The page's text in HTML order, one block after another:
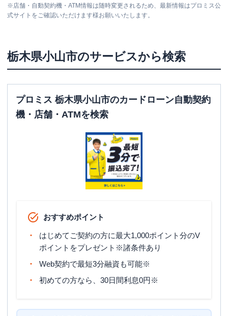
名称 アコム 小山国道５０号むじんくんコーナー
平日：
24時間
日祝：24時間
ATM 〇
駐車場 〇
栃木県小山市東城南１丁目１-３ シャト
レ海老沼２Ｆ
プロミス 【2026/5/6閉店】小山５０号自動
営業時間
土曜 ：
： 09:00-21:00
ATM営業時間
平日：07:00-24:00
日祝：07:00-24:00
※店舗・自動契約機・ATM情報は随時変更されるため、最新情報はプロミス公
式サイトをご確認いただけます様お願いいたします。
栃木県小山市のサービスから検索
プロミス 栃木県小山市のカードローン自動契約
機・店舗・ATMを検索
おすすめポイント
はじめてご契約の方に最大1,000ポイント分のV
ポイントをプレゼント※諸条件あり
Web契約で最短3分融資も可能※
初めての方なら、30日間利息0円※